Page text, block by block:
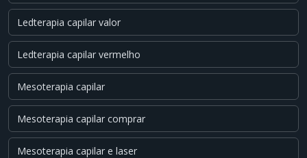
Ledterapia capilar valor
Ledterapia capilar vermelho
Mesoterapia capilar
Mesoterapia capilar comprar
Mesoterapia capilar e laser